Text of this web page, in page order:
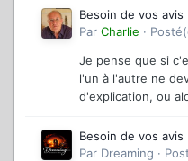
Besoin de vos avis
Par Charlie ·
Je pense que si
l'un à l'autre ne
d'explication, ou
Besoin de vos avis
Par Dreaming ·